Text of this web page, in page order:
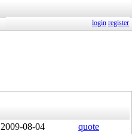
login register
2009-08-04 quote